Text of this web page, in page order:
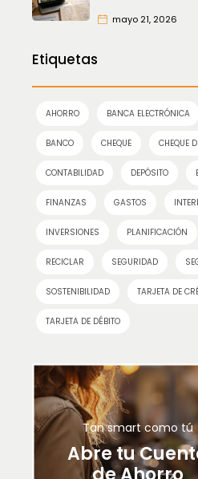
mayo 21, 2026
Etiquetas
AHORRO BANCA ELECTRÓNICA
BANCO CHEQUE CHEQUE
CONTABILIDAD DEPÓSITO
FINANZAS GASTOS
INVERSIONES PLANIFICACIÓN
RECICLAR SEGURIDAD
SOSTENIBILIDAD TARJETA DE
TARJETA DE DÉBITO
Tan smart como tú
Abre tu